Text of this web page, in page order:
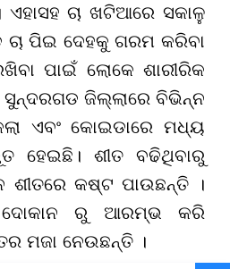
ଚା ଖଟିଆରେ ସକାଳୁ
ପିଇ ଦେହକୁ ଗରମ କରିବା
ପାଇଁ ଲୋକେ ଶାରୀରିକ
ସୁନ୍ଦରଗଡ ଜିଲ୍ଲାରେ ବିଭିନ୍ନ
ଏବଂ କୋଇଡାରେ ମଧ୍ୟ
ହେଇଛି। ଶୀତ ବଢିଥିବାରୁ
କଷ୍ଟ ପାଉଛନ୍ତି ।
ଦୋକାନ ରୁ ଆରମ୍ଭ କରି
ମଜା ନେଉଛନ୍ତି ।